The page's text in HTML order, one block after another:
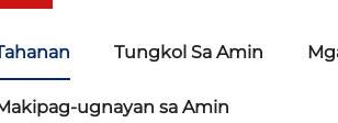
Tungkol Sa Amin
ugnayan sa Amin